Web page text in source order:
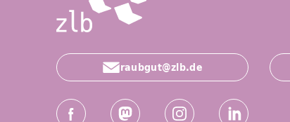
raubgut@zlb.de
Social-Media Kanäle der ZLB